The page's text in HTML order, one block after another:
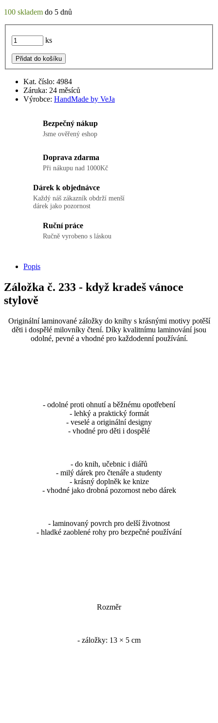
100 skladem do 5 dnů
ks
Přidat do košíku
Kat. číslo: 4984
Záruka: 24 měsíců
Výrobce: HandMade by VeJa
Bezpečný nákup
Jsme ověřený eshop
Doprava zdarma
Při nákupu nad 1000Kč
Dárek k objednávce
Každý náš zákazník obdrží menší
dárek jako pozornost
Ruční práce
Ručně vyrobeno s láskou
Popis
Záložka č. 233 - když kradeš vánoce
stylově
Originální laminované záložky do knihy s krásnými motivy potěší
děti i dospělé milovníky čtení. Díky kvalitnímu laminování jsou
odolné, pevné a vhodné pro každodenní používání.
- odolné proti ohnutí a běžnému opotřebení
- lehký a praktický formát
- veselé a originální designy
- vhodné pro děti i dospělé
- do knih, učebnic i diářů
- milý dárek pro čtenáře a studenty
- krásný doplněk ke knize
- vhodné jako drobná pozornost nebo dárek
- laminovaný povrch pro delší životnost
- hladké zaoblené rohy pro bezpečné používání
Rozměr
- záložky: 13 × 5 cm